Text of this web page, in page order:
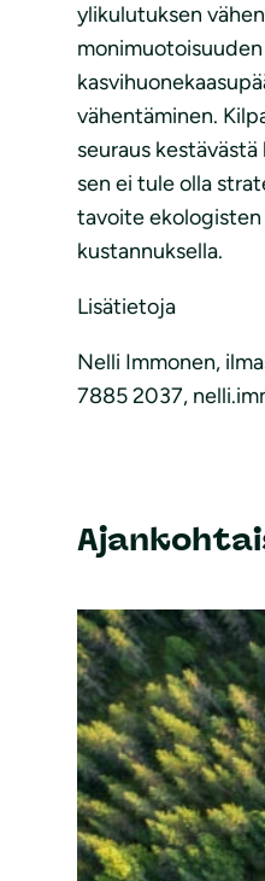
ylikulutuksen
vähentäminen.
seuraus
sen ei tule olla
tavoite
kustannuksella.
Lisätietoja
Nelli Immonen,
7885 2037,